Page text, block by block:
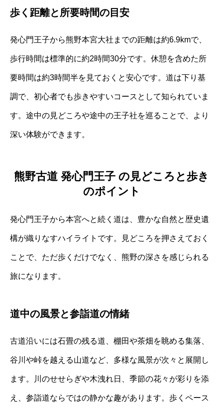
歩く距離と所要時間の目安
発心門王子から熊野本宮大社までの距離は約6.9kmで、
歩行時間は標準的に約2時間30分です。休憩を含めた所
要時間は約3時間半を見ておくと安心です。道は下り基
調で、初心者でも歩きやすいコースとして知られていま
す。途中の見どころや途中の王子社を巡ることで、より
深い体験ができます。
熊野古道 発心門王子 の見どころと歩き
のポイント
発心門王子から本宮へと続く道は、豊かな自然と歴史遺
構が織りなすハイライトです。見どころを押さえておく
ことで、ただ歩くだけでなく、熊野の深さを感じられる
旅になります。
道中の風景と参詣道の情緒
古道沿いには石畳の残る道、棚田や茶畑を眺める集落、
谷川や峠を越える山道など、多様な風景が次々と展開し
ます。川のせせらぎや木洩れ日、季節の花々が彩りを添
え、参詣道ならではの静かな趣があります。歩くペース